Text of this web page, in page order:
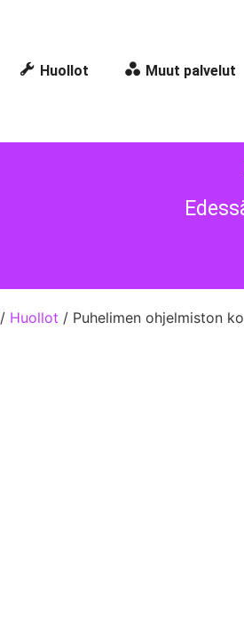
Huollot Muut palvelut
/ Huollot / Puhelimen ohjelmiston